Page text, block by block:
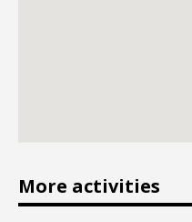
More activities